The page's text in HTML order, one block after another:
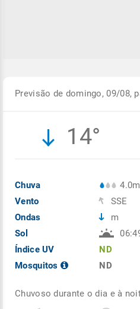
Previsão de domingo, 09/08,
14°
Chuva
Vento
Ondas
Sol
Índice UV
Mosquitos
SSE
m
ND
ND
Chuvoso durante o dia e à